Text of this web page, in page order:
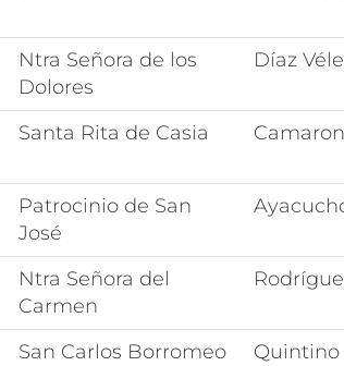
Ntra Señora de los
Dolores
Díaz
Santa Rita de Casia
Patrocinio de San
José
Ntra Señora del
Carmen
San Carlos Borromeo
Quintino